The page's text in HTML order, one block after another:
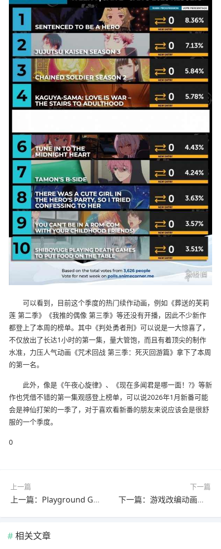
可以看到，目前这个季度的热门续作动画，例如《葬送的芙莉
莲 第二季》《我推的偶像 第三季》等还没有开播，因此不少新作
都登上了本周的榜单。其中《判处勇者刑》可以说是一大惊喜了，
不仅放出了长达1小时的第一集，量大管饱，而且有着顶尖的制作
水准，力压人气动画《咒术回战 第三季：死灭回游篇》拿下了本周
的第一名。
此外，像是《午夜心旋律》、《现在多闻君是哪一面！?》等新
作也凭借不错的第一集观感登上榜单，可以说2026年1月新番可能
会是神仙打架的一季了，对于喜欢看新番的朋友来说应该会是很舒
服的一个季度。
0
上一篇
上一篇：Playground Games竟藏第三款神秘新作，新工作室成立真相曝光
下一篇
下一篇：游戏改编动画官宣3位新角色，背后竟藏编剧被踢出局的创作纠纷
相关文章